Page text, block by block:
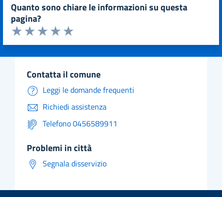
quanto sono chiare le informazioni su questa
pagina?
Valuta da 1 a 5 stelle la pagina
Valuta 5 stelle su 5
Valuta 4 stelle su 5
Valuta 3 stelle su 5
Valuta 2 stelle su 5
Valuta 1 stelle su 5
contatta il comune
Leggi le domande frequenti
Richiedi assistenza
Telefono 0456589911
problemi in città
Segnala disservizio